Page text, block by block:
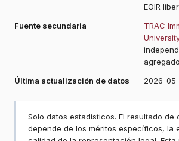
EOIR
Fuente secundaria
TRAC
Última actualización de datos
2026-
Solo datos estadísticos. El resultado de
depende de los méritos específicos, la